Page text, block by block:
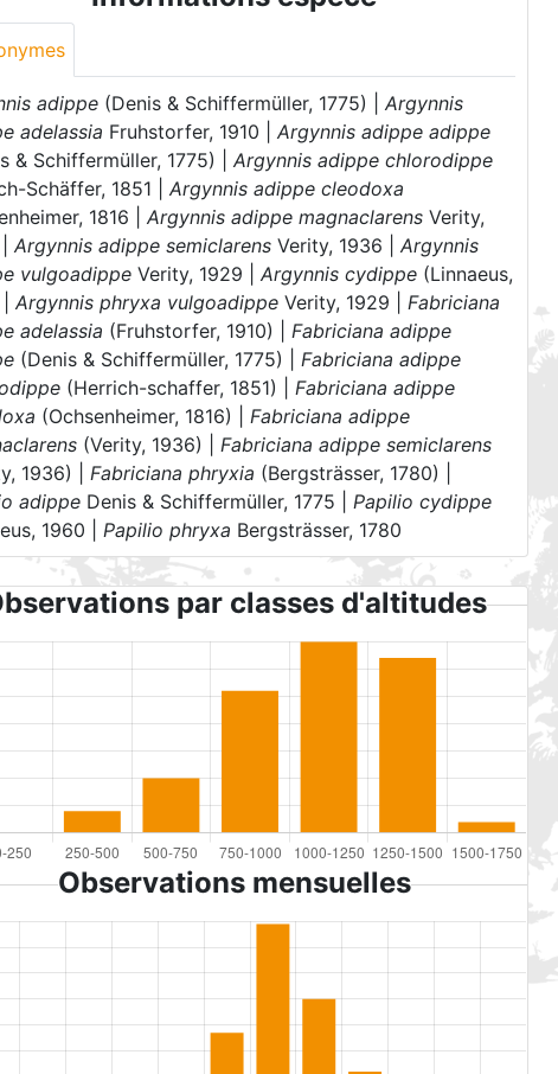
adippe (Denis & Schiffermüller, 1775) |Argynnis
adelassia Fruhstorfer, 1910 |Argynnis adippe adippe
& Schiffermüller, 1775) |Argynnis adippe chlorodippe
Schäffer, 1851 |Argynnis adippe cleodoxa
1816 |Argynnis adippe magnaclarens Verity,
|Argynnis adippe semiclarens Verity, 1936 |Argynnis
vulgoadippe Verity, 1929 |Argynnis cydippe (Linnaeus,
|Argynnis phryxa vulgoadippe Verity, 1929 |Fabriciana
adelassia (Fruhstorfer, 1910) |Fabriciana adippe
(Denis & Schiffermüller, 1775) |Fabriciana adippe
(Herrich-schaffer, 1851) |Fabriciana adippe
(Ochsenheimer, 1816) |Fabriciana adippe
(Verity, 1936) |Fabriciana adippe semiclarens
1936) |Fabriciana phryxia (Bergsträsser, 1780) |
adippe Denis & Schiffermüller, 1775 |Papilio cydippe
1960 |Papilio phryxa Bergsträsser, 1780
par classes d'altitudes
Observations mensuelles